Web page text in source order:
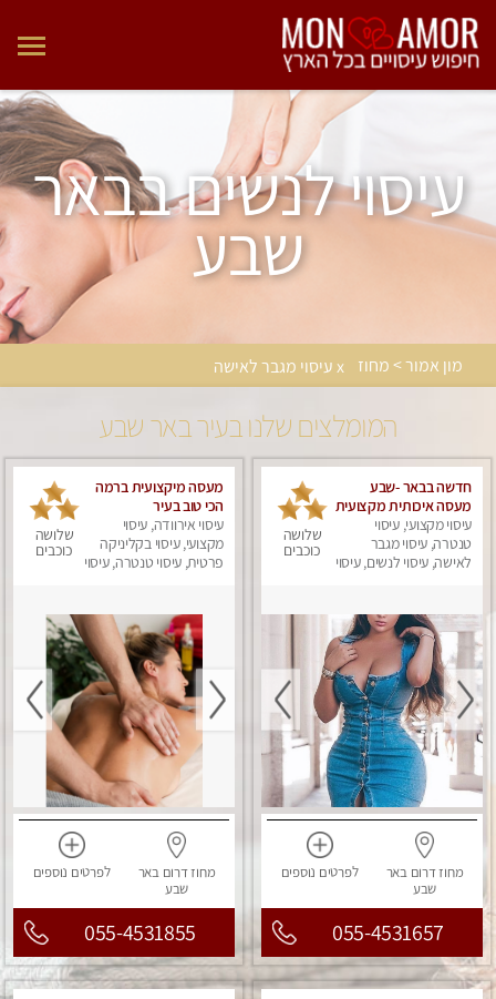
עיסוי לנשים בבאר
שבע
מון אמור > מחוז x עיסוי מגבר לאישה
המומלצים שלנו בעיר באר שבע
חדשה בבאר -שבע
מעסה איכותית מקצועית
ומפנקת
עיסוי מקצועי, עיסוי
טנטרה, עיסוי מגבר
לאישה, עיסוי לנשים, עיסוי
שלושה
כוכבים
מחוז דרוםבאר
שבע
לפרטים נוספים
055-4531657
מעסה מיקצועית ברמה
הכי טוב בעיר
עיסוי אירוודה, עיסוי
מקצועי, עיסוי בקליניקה
פרטית, עיסוי טנטרה, עיסוי
שלושה
כוכבים
מחוז דרוםבאר
שבע
לפרטים נוספים
055-4531855